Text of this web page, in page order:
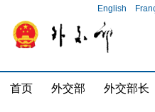
English
首页 外交部 外交部长